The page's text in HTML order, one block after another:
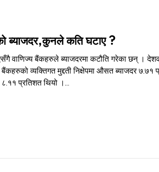
ब्याजदर,कुनले कति घटाए ?
वाणिज्य बैंकहरुले ब्याजदरमा कटौति गरेका छन् ।
व्यक्तिगत मुद्दती निक्षेपमा औसत ब्याजदर ७.७१
८.११ प्रतिशत थियो ।...